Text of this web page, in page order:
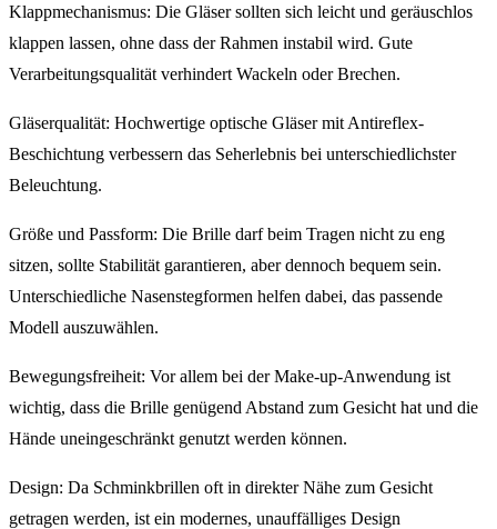
Klappmechanismus: Die Gläser sollten sich leicht und geräuschlos
klappen lassen, ohne dass der Rahmen instabil wird. Gute
Verarbeitungsqualität verhindert Wackeln oder Brechen.
Gläserqualität: Hochwertige optische Gläser mit Antireflex-
Beschichtung verbessern das Seherlebnis bei unterschiedlichster
Beleuchtung.
Größe und Passform: Die Brille darf beim Tragen nicht zu eng
sitzen, sollte Stabilität garantieren, aber dennoch bequem sein.
Unterschiedliche Nasenstegformen helfen dabei, das passende
Modell auszuwählen.
Bewegungsfreiheit: Vor allem bei der Make-up-Anwendung ist
wichtig, dass die Brille genügend Abstand zum Gesicht hat und die
Hände uneingeschränkt genutzt werden können.
Design: Da Schminkbrillen oft in direkter Nähe zum Gesicht
getragen werden, ist ein modernes, unauffälliges Design